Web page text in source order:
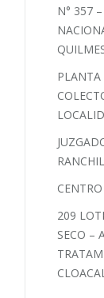
N° 357
PLANTA
209
SECO –